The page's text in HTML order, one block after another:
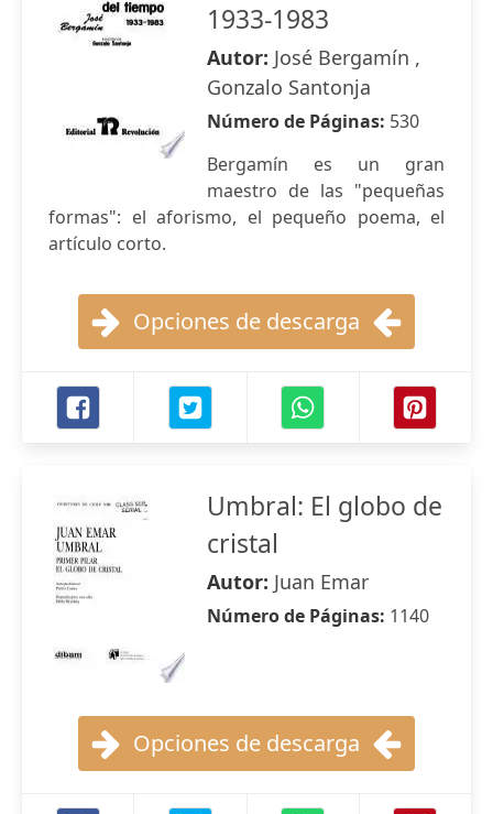
1933-1983
Autor: José Bergamín ,
Gonzalo Santonja
Número de Páginas: 530
Bergamín es un gran
maestro de las "pequeñas
formas": el aforismo, el pequeño poema, el
artículo corto.
Opciones de descarga
Umbral: El globo de
cristal
Autor: Juan Emar
Número de Páginas: 1140
Opciones de descarga